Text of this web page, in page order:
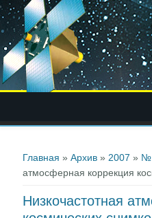
Главная »Архив » 2007 » №
атмосферная коррекция
Низкочастотная